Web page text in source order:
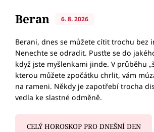
Beran 6. 8. 2026
Berani, dnes se můžete cítit trochu bez
Nenechte se odradit. Pusťte se do
když jste myšlenkami jinde. V průběhu
kterou můžete zpočátku chrlit, vám
na rameni. Někdy je zapotřebí trocha
vedla ke slastné odměně.
CELÝ HOROSKOP PRO DNEŠNÍ DEN